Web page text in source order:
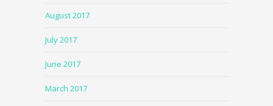
August 2017
July 2017
June 2017
March 2017